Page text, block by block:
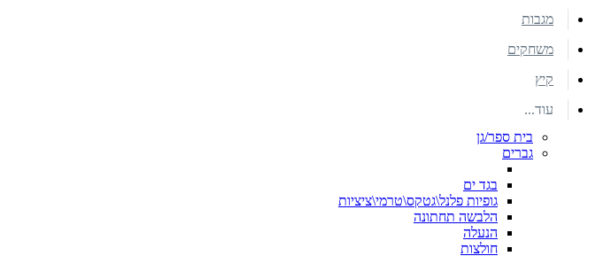
מגבות
משחקים
קיץ
עוד...
בית ספר/גן
גברים
בגד ים
גופיות פלנל\גטקס\טרמי\ציציות
הלבשה תחתונה
הנעלה
חולצות